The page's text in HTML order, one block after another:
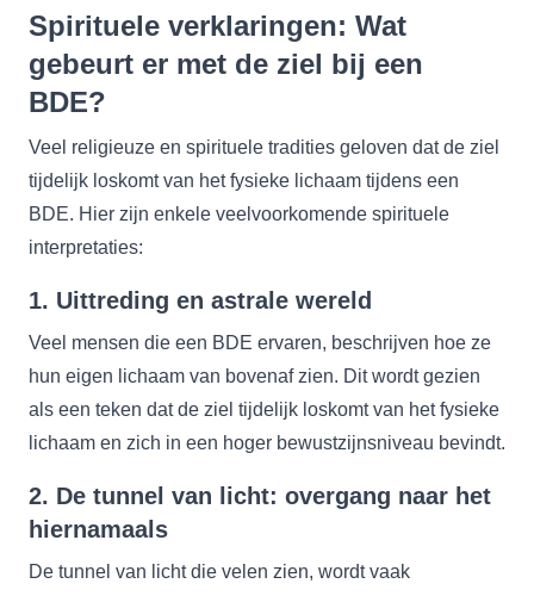
Spirituele verklaringen: Wat
gebeurt er met de ziel bij een
BDE?
Veel religieuze en spirituele tradities geloven dat de ziel
tijdelijk loskomt van het fysieke lichaam tijdens een
BDE. Hier zijn enkele veelvoorkomende spirituele
interpretaties:
1. Uittreding en astrale wereld
Veel mensen die een BDE ervaren, beschrijven hoe ze
hun eigen lichaam van bovenaf zien. Dit wordt gezien
als een teken dat de ziel tijdelijk loskomt van het fysieke
lichaam en zich in een hoger bewustzijnsniveau bevindt.
2. De tunnel van licht: overgang naar het
hiernamaals
De tunnel van licht die velen zien, wordt vaak